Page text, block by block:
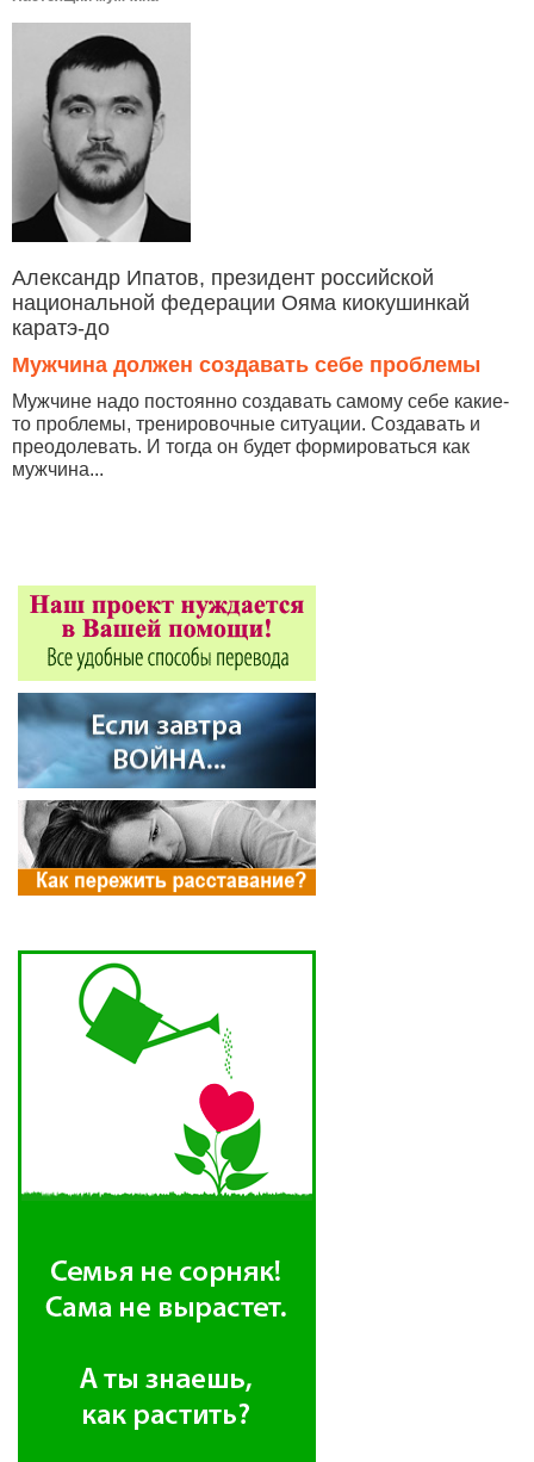
Александр Ипатов, президент российской
национальной федерации Ояма киокушинкай
каратэ-до
Мужчина должен создавать себе проблемы
Мужчине надо постоянно создавать самому себе какие-
то проблемы, тренировочные ситуации. Создавать и
преодолевать. И тогда он будет формироваться как
мужчина...